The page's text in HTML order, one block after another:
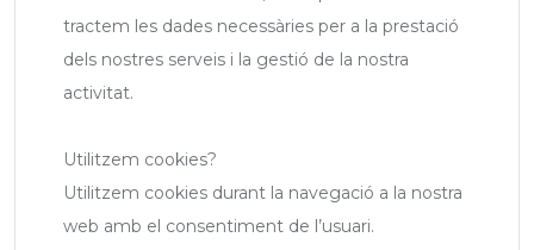
tractem les dades necessàries per a la prestació
dels nostres serveis i la gestió de la nostra
activitat.
Utilitzem cookies?
Utilitzem cookies durant la navegació a la nostra
web amb el consentiment de l’usuari.